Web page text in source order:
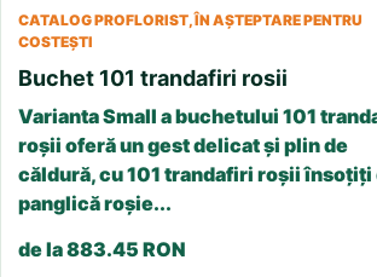
CATALOG PROFLORIST, ÎN AȘTEPTARE PENTRU
COSTEȘTI
Buchet 101 trandafiri rosii
Varianta Small a buchetului 101
roșii oferă un gest delicat și plin de
căldură, cu 101 trandafiri roșii însoțiți
panglică roșie...
de la 883.45 RON